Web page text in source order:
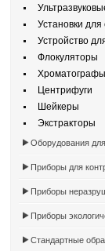
Установки
Устройство
Флокуляторы
Хроматографы
Центрифуги
Шейкеры
Экстракторы
Оборудования
Приборы для
Приборы
Приборы
Стандартные